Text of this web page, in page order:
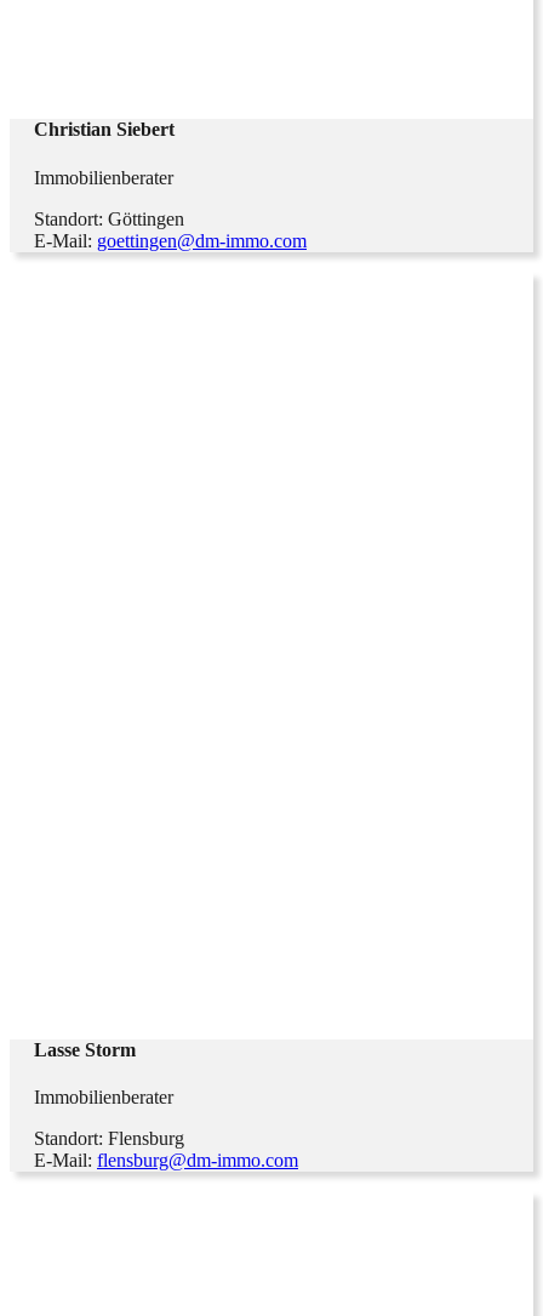
Christian Siebert
Immobilienberater
Standort: Göttingen
E-Mail: goettingen@dm-immo.com
Lasse Storm
Immobilienberater
Standort: Flensburg
E-Mail: flensburg@dm-immo.com